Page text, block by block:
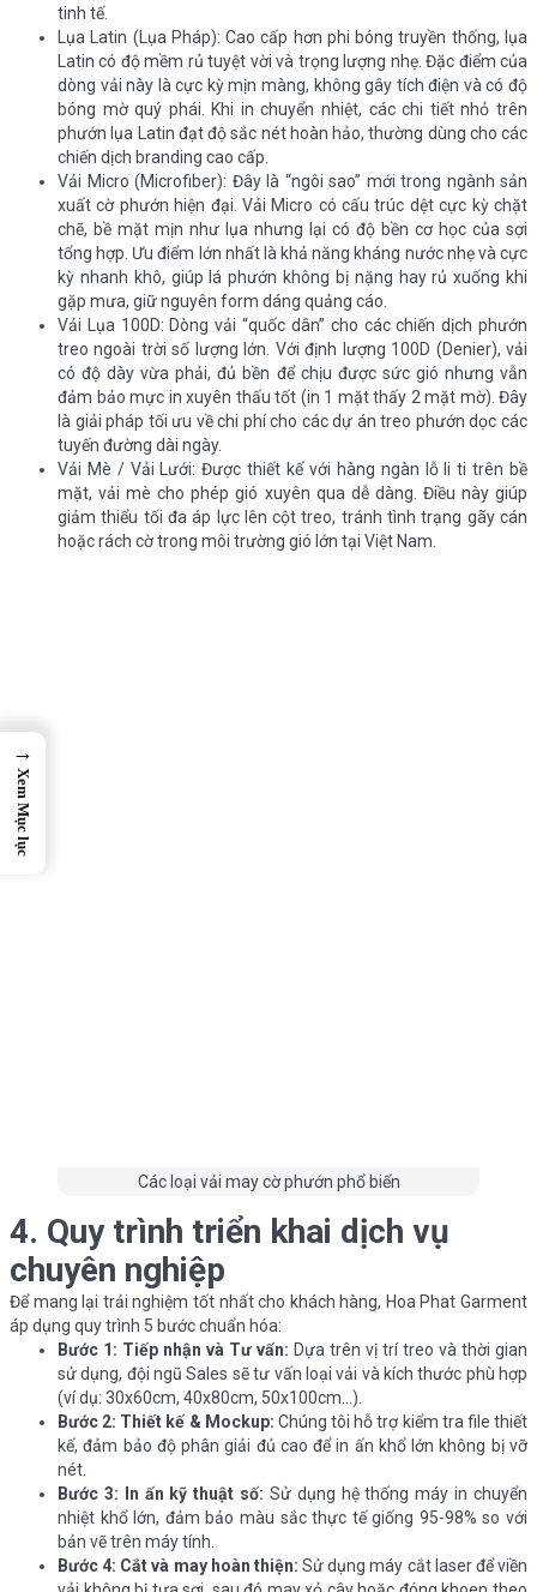
tinh tế.
Lụa Latin (Lụa Pháp): Cao cấp hơn phi bóng truyền thống, lụa
Latin có độ mềm rủ tuyệt vời và trọng lượng nhẹ. Đặc điểm của
dòng vải này là cực kỳ mịn màng, không gây tích điện và có độ
bóng mờ quý phái. Khi in chuyển nhiệt, các chi tiết nhỏ trên
phướn lụa Latin đạt độ sắc nét hoàn hảo, thường dùng cho các
chiến dịch branding cao cấp.
Vải Micro (Microfiber): Đây là “ngôi sao” mới trong ngành sản
xuất cờ phướn hiện đại. Vải Micro có cấu trúc dệt cực kỳ chặt
chẽ, bề mặt mịn như lụa nhưng lại có độ bền cơ học của sợi
tổng hợp. Ưu điểm lớn nhất là khả năng kháng nước nhẹ và cực
kỳ nhanh khô, giúp lá phướn không bị nặng hay rủ xuống khi
gặp mưa, giữ nguyên form dáng quảng cáo.
Vải Lụa 100D: Dòng vải “quốc dân” cho các chiến dịch phướn
treo ngoài trời số lượng lớn. Với định lượng 100D (Denier), vải
có độ dày vừa phải, đủ bền để chịu được sức gió nhưng vẫn
đảm bảo mực in xuyên thấu tốt (in 1 mặt thấy 2 mặt mờ). Đây
là giải pháp tối ưu về chi phí cho các dự án treo phướn dọc các
tuyến đường dài ngày.
Vải Mè / Vải Lưới: Được thiết kế với hàng ngàn lỗ li ti trên bề
mặt, vải mè cho phép gió xuyên qua dễ dàng. Điều này giúp
giảm thiểu tối đa áp lực lên cột treo, tránh tình trạng gãy cán
hoặc rách cờ trong môi trường gió lớn tại Việt Nam.
Các loại vải may cờ phướn phổ biến
4. Quy trình triển khai dịch vụ
chuyên nghiệp
Để mang lại trải nghiệm tốt nhất cho khách hàng, Hoa Phat Garment
áp dụng quy trình 5 bước chuẩn hóa:
Bước 1: Tiếp nhận và Tư vấn: Dựa trên vị trí treo và thời gian
sử dụng, đội ngũ Sales sẽ tư vấn loại vải và kích thước phù hợp
(ví dụ: 30x60cm, 40x80cm, 50x100cm…).
Bước 2: Thiết kế & Mockup: Chúng tôi hỗ trợ kiểm tra file thiết
kế, đảm bảo độ phân giải đủ cao để in ấn khổ lớn không bị vỡ
nét.
Bước 3: In ấn kỹ thuật số: Sử dụng hệ thống máy in chuyển
nhiệt khổ lớn, đảm bảo màu sắc thực tế giống 95-98% so với
bản vẽ trên máy tính.
Bước 4: Cắt và may hoàn thiện: Sử dụng máy cắt laser để viền
→
Xem Mục lục